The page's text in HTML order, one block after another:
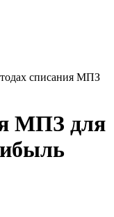
списания МПЗ
МПЗ для